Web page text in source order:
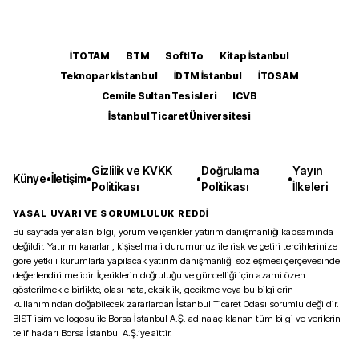
İTOTAM BTM SoftITo
Kitap İstanbul
Teknopark İstanbul
İDTM İstanbul
İTOSAM
Cemile Sultan Tesisleri
ICVB
İstanbul Ticaret Üniversitesi
Künye•İletişim•
Gizlilik ve KVKK
Politikası
•
Doğrulama
Politikası
•
Yayın
İlkeleri
YASAL UYARI VE SORUMLULUK REDDİ
Bu sayfada yer alan bilgi, yorum ve içerikler yatırım danışmanlığı kapsamında
değildir. Yatırım kararları, kişisel mali durumunuz ile risk ve getiri tercihlerinize
göre yetkili kurumlarla yapılacak yatırım danışmanlığı sözleşmesi çerçevesinde
değerlendirilmelidir. İçeriklerin doğruluğu ve güncelliği için azami özen
gösterilmekle birlikte, olası hata, eksiklik, gecikme veya bu bilgilerin
kullanımından doğabilecek zararlardan İstanbul Ticaret Odası sorumlu değildir.
BIST isim ve logosu ile Borsa İstanbul A.Ş. adına açıklanan tüm bilgi ve verilerin
telif hakları Borsa İstanbul A.Ş.’ye aittir.